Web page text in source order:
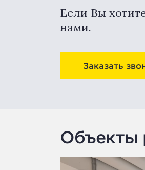
Если Вы
нами.
Заказать
Объекты